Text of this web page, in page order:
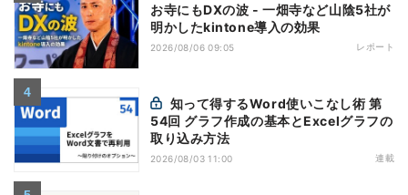
お寺にもDXの波 - 一畑寺など山陰5社が
明かしたkintone導入の効果
2026/08/06 09:05 レポート
54回 グラフ作成の基本とExcelグラフの
取り込み方法
2026/08/03 11:00 連載